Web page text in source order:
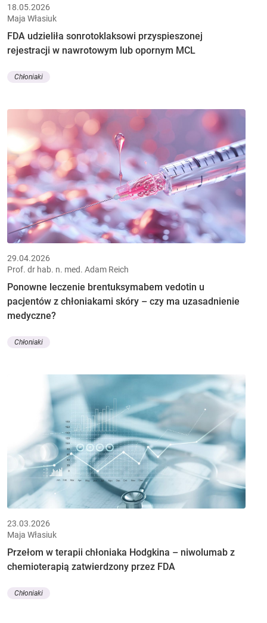
18.05.2026
Maja Własiuk
FDA udzieliła sonrotoklaksowi przyspieszonej
rejestracji w nawrotowym lub opornym MCL
Chłoniaki
29.04.2026
Prof. dr hab. n. med. Adam Reich
Ponowne leczenie brentuksymabem vedotin u
pacjentów z chłoniakami skóry – czy ma uzasadnienie
medyczne?
Chłoniaki
23.03.2026
Maja Własiuk
Przełom w terapii chłoniaka Hodgkina – niwolumab z
chemioterapią zatwierdzony przez FDA
Chłoniaki